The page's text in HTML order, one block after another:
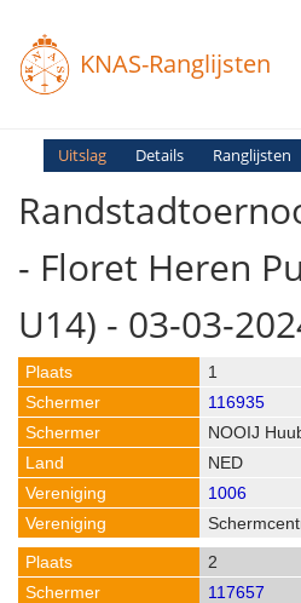
KNAS-Ranglijsten
Uitslag Details Ranglijsten
- Floret Heren
U14) - 03-03-
1
116935
NOOIJ
NED
1006
2
117657